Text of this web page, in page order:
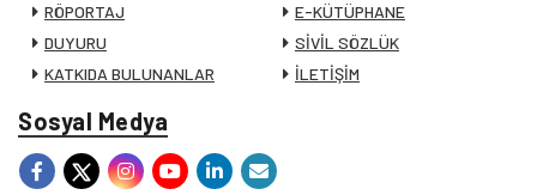
RÖPORTAJ
DUYURU
KATKIDA BULUNANLAR
E-KÜTÜPHANE
SİVİL SÖZLÜK
İLETİŞİM
Sosyal Medya